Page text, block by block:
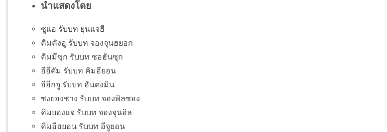
นำแสดงโดย
ซูแอ รับบท ยุนแจฮี
คิมคังอู รับบท จองจุนฮยอก
คิมมีซุก รับบท ซอฮันซุก
อีอีดัม รับบท คิมอียอน
อีฮีกจู รับบท ฮันดงมิน
ซงยองชาง รับบท จองพิลซอง
คิมยองแจ รับบท จองจุนอิล
คิมอีฮยอน รับบท อีจูยอน